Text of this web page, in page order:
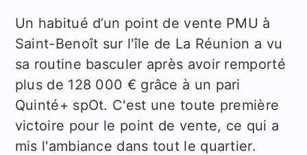
Un habitué d’un point de vente PMU à
Saint-Benoît sur l'île de La Réunion a vu
sa routine basculer après avoir remporté
plus de 128 000 € grâce à un pari
Quinté+ spOt. C'est une toute première
victoire pour le point de vente, ce qui a
mis l'ambiance dans tout le quartier.